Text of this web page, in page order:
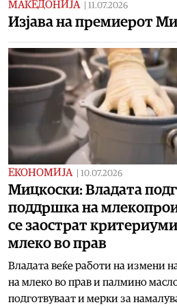
МАКЕДОНИЈА 11.07.2026
Изјава на премиерот
ЕКОНОМИЈА 10.07.2026
Мицкоски: Владата
поддршка на
се заострат
млеко во прав
Владата веќе работи на измени
на млеко во прав и палмино
подготвуваат и мерки за